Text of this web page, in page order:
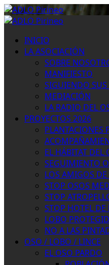
Saltar
al
Menú
INICIO
LA ASOCIACIÓN
SOBRE
MANIFIESTO
SIGUIENDO SUS
MEDIACIÓN
LA RADIO DEL
PROYECTOS 2026
PLANTACIONES
EL HÁBITAT DEL
SEGUIMIENTO
LOS AMIGOS
STOP OSOS
STOP
STOP HOTEL DE
LOBO
NO A LAS
OSO / LOBO / LINCE
EL OSO PARDO